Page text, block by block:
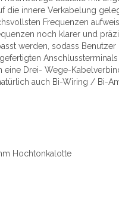
die innere Verkabelung
Frequenzen
noch klarer und
werden, sodass
eine Drei- Wege-
auch Bi-Wiring / Bi-
Hochtonkalotte